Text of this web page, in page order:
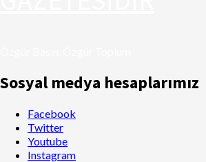
Sosyal medya hesaplarımız
Facebook
Twitter
Youtube
Instagram